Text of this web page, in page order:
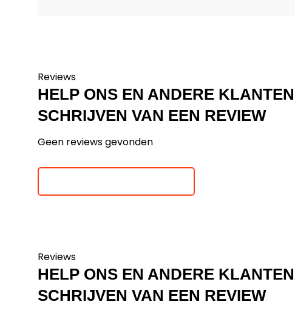
Reviews
HELP ONS EN ANDERE
SCHRIJVEN VAN EEN REVIEW
Geen reviews gevonden
Reviews
HELP ONS EN ANDERE
SCHRIJVEN VAN EEN REVIEW